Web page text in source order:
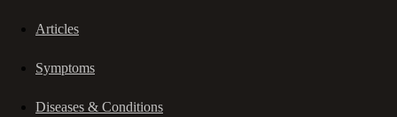
Articles
Symptoms
Diseases & Conditions